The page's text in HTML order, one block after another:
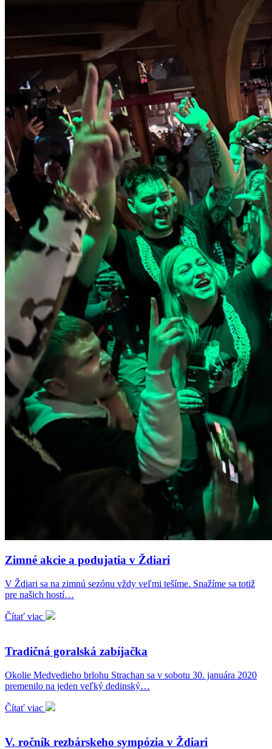
Zimné akcie a podujatia v Ždiari
V Ždiari sa na zimnú sezónu vždy veľmi tešíme. Snažíme sa totiž
pre našich hostí…
Čítať viac
Tradičná goralská zabíjačka
Okolie Medvedieho brlohu Strachan sa v sobotu 30. januára 2020
premenilo na jeden veľký dedinský…
Čítať viac
V. ročník rezbárskeho sympózia v Ždiari